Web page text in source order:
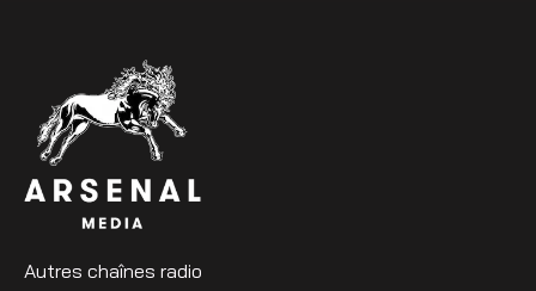
Autres chaînes radio